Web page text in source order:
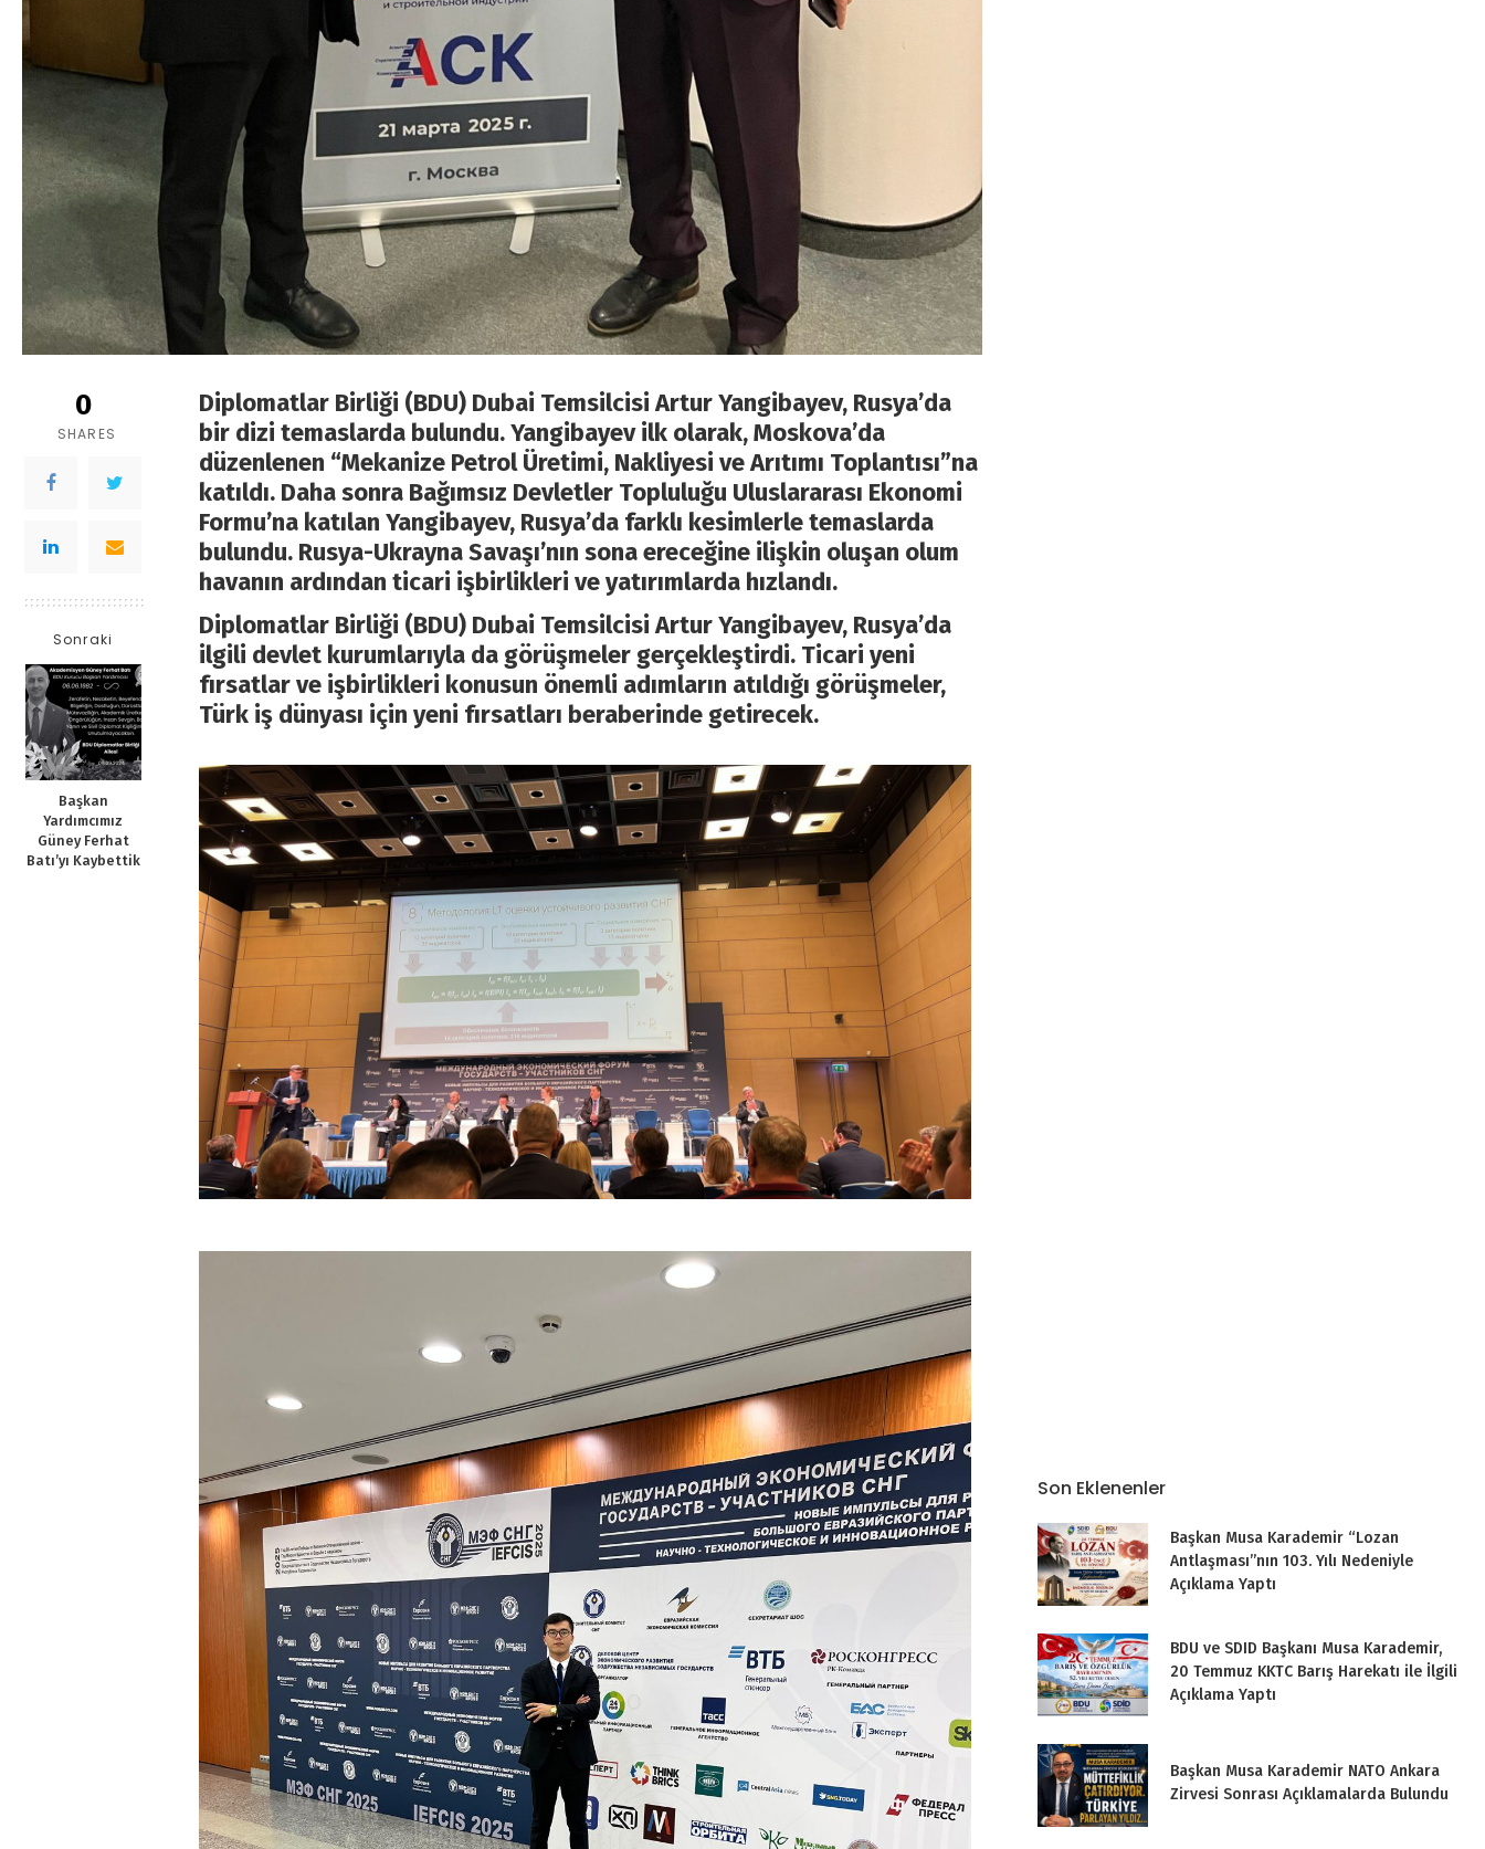
0
SHARES
Sonraki
Başkan
Yardımcımız
Güney Ferhat
Batı’yı Kaybettik
Diplomatlar Birliği (BDU) Dubai Temsilcisi Artur Yangibayev, Rusya’da
bir dizi temaslarda bulundu. Yangibayev ilk olarak, Moskova’da
düzenlenen “Mekanize Petrol Üretimi, Nakliyesi ve Arıtımı Toplantısı”na
katıldı. Daha sonra Bağımsız Devletler Topluluğu Uluslararası Ekonomi
Formu’na katılan Yangibayev, Rusya’da farklı kesimlerle temaslarda
bulundu. Rusya-Ukrayna Savaşı’nın sona ereceğine ilişkin oluşan olum
havanın ardından ticari işbirlikleri ve yatırımlarda hızlandı.
Diplomatlar Birliği (BDU) Dubai Temsilcisi Artur Yangibayev, Rusya’da
ilgili devlet kurumlarıyla da görüşmeler gerçekleştirdi. Ticari yeni
fırsatlar ve işbirlikleri konusun önemli adımların atıldığı görüşmeler,
Türk iş dünyası için yeni fırsatları beraberinde getirecek.
Son Eklenenler
Başkan Musa Karademir “Lozan
Antlaşması”nın 103. Yılı Nedeniyle
Açıklama Yaptı
BDU ve SDID Başkanı Musa Karademir,
20 Temmuz KKTC Barış Harekatı ile İlgili
Açıklama Yaptı
Başkan Musa Karademir NATO Ankara
Zirvesi Sonrası Açıklamalarda Bulundu